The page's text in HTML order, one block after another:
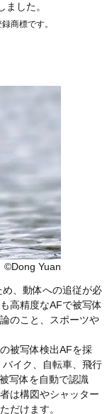
した。
商標です。
©Dong Yuan
、動体への追従が必
高精度なAFで被写体
のこと、スポーツや
被写体検出AFを採
イク、自転車、飛行
写体を自動で認識
は構図やシャッター
だけます。